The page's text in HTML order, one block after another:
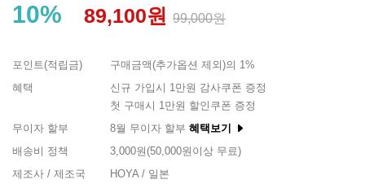
10% 89,100원 99,000원
포인트(적립금)
구매금액(추가옵션 제외)의 1%
혜택
신규 가입시 1만원 감사쿠폰 증정
첫 구매시 1만원 할인쿠폰 증정
무이자 할부
8월 무이자 할부 혜택보기
배송비 정책
3,000원(50,000원이상 무료)
제조사 / 제조국
HOYA / 일본